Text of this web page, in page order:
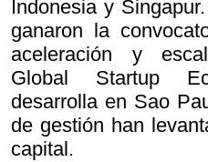
Indonesia y
ganaron la
aceleración y
Global Startup
desarrolla en Sao
de gestión han
capital.